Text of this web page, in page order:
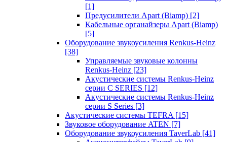
[1]
Предусилители Apart (Biamp) [2]
Кабельные органайзеры Apart (Biamp)
[5]
Оборудование звукоусиления Renkus-Heinz
[38]
Управляемые звуковые колонны
Renkus-Heinz [23]
Акустические системы Renkus-Heinz
серии C SERIES [12]
Акустические системы Renkus-Heinz
серии S Series [3]
Акустические системы TEFRA [15]
Звуковое оборудование ATEN [7]
Оборудование звукоусиления TaverLab [41]